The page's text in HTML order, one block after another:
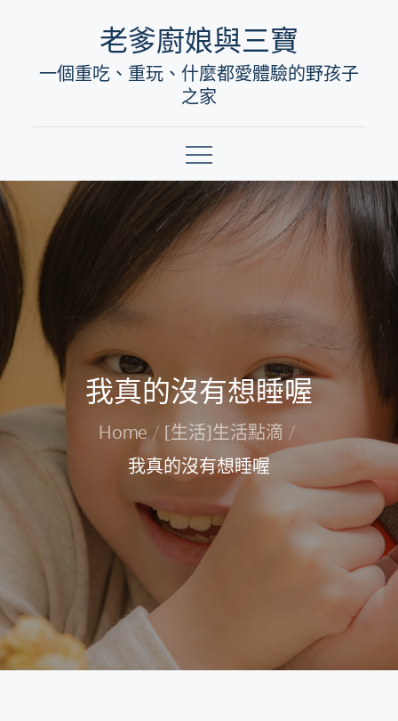
content
老爹廚娘與三寶
一個重吃、重玩、什麼都愛體驗的野孩子
之家
我真的沒有想睡喔
Home
[生活]生活點滴
我真的沒有想睡喔